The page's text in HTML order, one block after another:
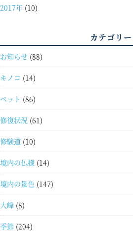
2017年 (10)
カテゴリー
お知らせ (88)
キノコ (14)
ペット (86)
修復状況 (61)
修験道 (10)
境内の仏様 (14)
境内の景色 (147)
大峰 (8)
季節 (204)